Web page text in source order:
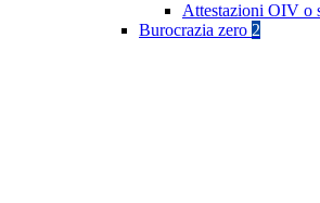
Attestazioni OIV o
Burocrazia zero 2